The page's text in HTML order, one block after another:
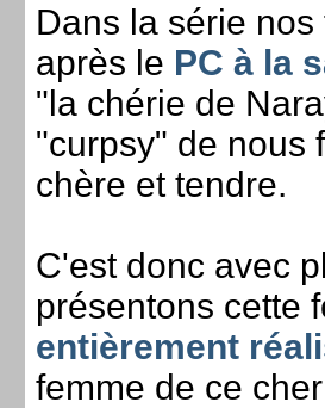
Dans la série
après le PC à la
"la chérie de
"curpsy" de nous
chère et tendre.
C'est donc avec
présentons cette
entièrement
femme de ce